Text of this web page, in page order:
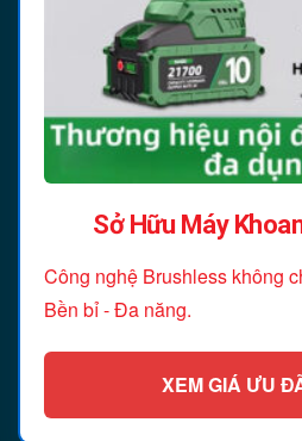
Sở Hữu Máy
Công nghệ Brushless không
Bền bỉ - Đa năng.
XEM GIÁ ƯU